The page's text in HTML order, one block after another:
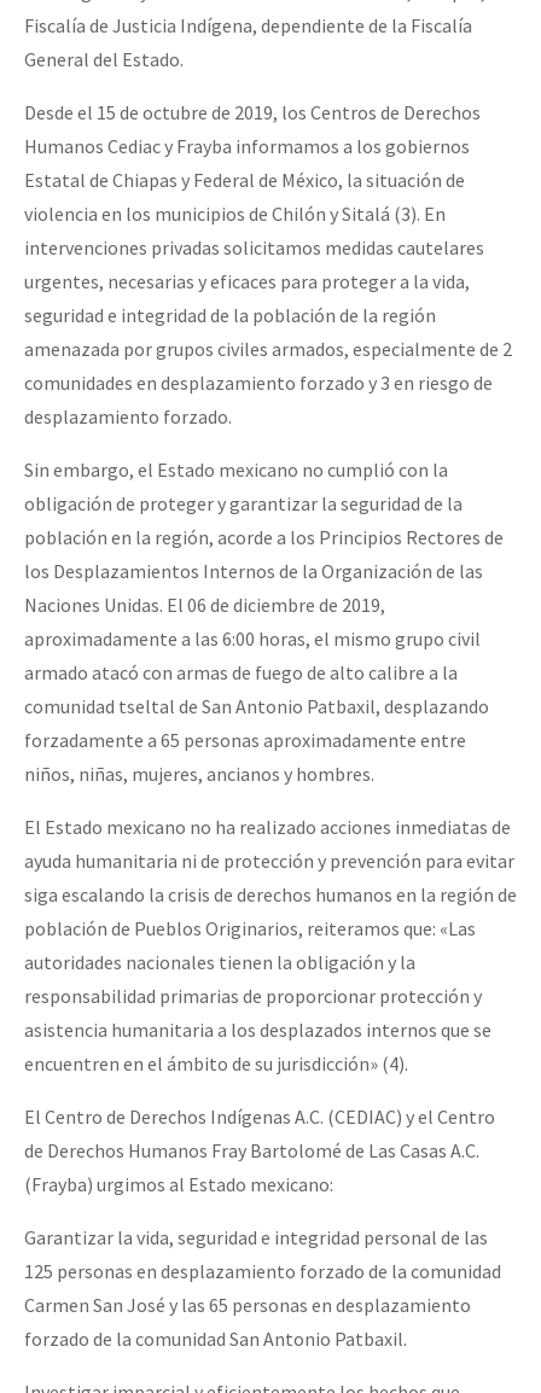
Fiscalía de Justicia Indígena, dependiente de la Fiscalía
General del Estado.
Desde el 15 de octubre de 2019, los Centros de Derechos
Humanos Cediac y Frayba informamos a los gobiernos
Estatal de Chiapas y Federal de México, la situación de
violencia en los municipios de Chilón y Sitalá (3). En
intervenciones privadas solicitamos medidas cautelares
urgentes, necesarias y eficaces para proteger a la vida,
seguridad e integridad de la población de la región
amenazada por grupos civiles armados, especialmente de 2
comunidades en desplazamiento forzado y 3 en riesgo de
desplazamiento forzado.
Sin embargo, el Estado mexicano no cumplió con la
obligación de proteger y garantizar la seguridad de la
población en la región, acorde a los Principios Rectores de
los Desplazamientos Internos de la Organización de las
Naciones Unidas. El 06 de diciembre de 2019,
aproximadamente a las 6:00 horas, el mismo grupo civil
armado atacó con armas de fuego de alto calibre a la
comunidad tseltal de San Antonio Patbaxil, desplazando
forzadamente a 65 personas aproximadamente entre
niños, niñas, mujeres, ancianos y hombres.
El Estado mexicano no ha realizado acciones inmediatas de
ayuda humanitaria ni de protección y prevención para evitar
siga escalando la crisis de derechos humanos en la región de
población de Pueblos Originarios, reiteramos que: «Las
autoridades nacionales tienen la obligación y la
responsabilidad primarias de proporcionar protección y
asistencia humanitaria a los desplazados internos que se
encuentren en el ámbito de su jurisdicción» (4).
El Centro de Derechos Indígenas A.C. (CEDIAC) y el Centro
de Derechos Humanos Fray Bartolomé de Las Casas A.C.
(Frayba) urgimos al Estado mexicano:
Garantizar la vida, seguridad e integridad personal de las
125 personas en desplazamiento forzado de la comunidad
Carmen San José y las 65 personas en desplazamiento
forzado de la comunidad San Antonio Patbaxil.